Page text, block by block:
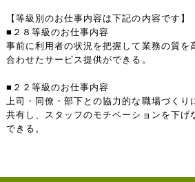
【等級別のお仕事内容は下記の内容です】
■２８等級のお仕事内容
事前に利用者の状況を把握して業務の質を
合わせたサービス提供ができる。
■２２等級のお仕事内容
上司・同僚・部下との協力的な職場づくり
共有し、スタッフのモチベーションを下げ
できる。